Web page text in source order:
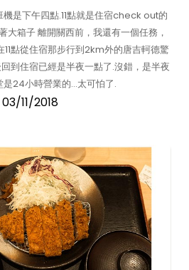
是下午四點.11點就是住宿check out的
大箱子 離開關西前，我還有一個任務，
11點從住宿那步行到2km外的唐吉軻德驚
到住宿已經是半夜一點了.沒錯，是半夜
是24小時營業的…太可怕了.
03/11/2018